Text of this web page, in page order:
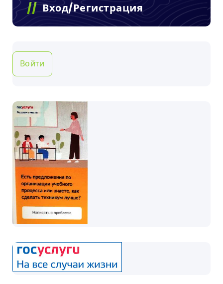
Вход/Регистрация
Войти